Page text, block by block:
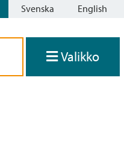
Svenska English
Valikko